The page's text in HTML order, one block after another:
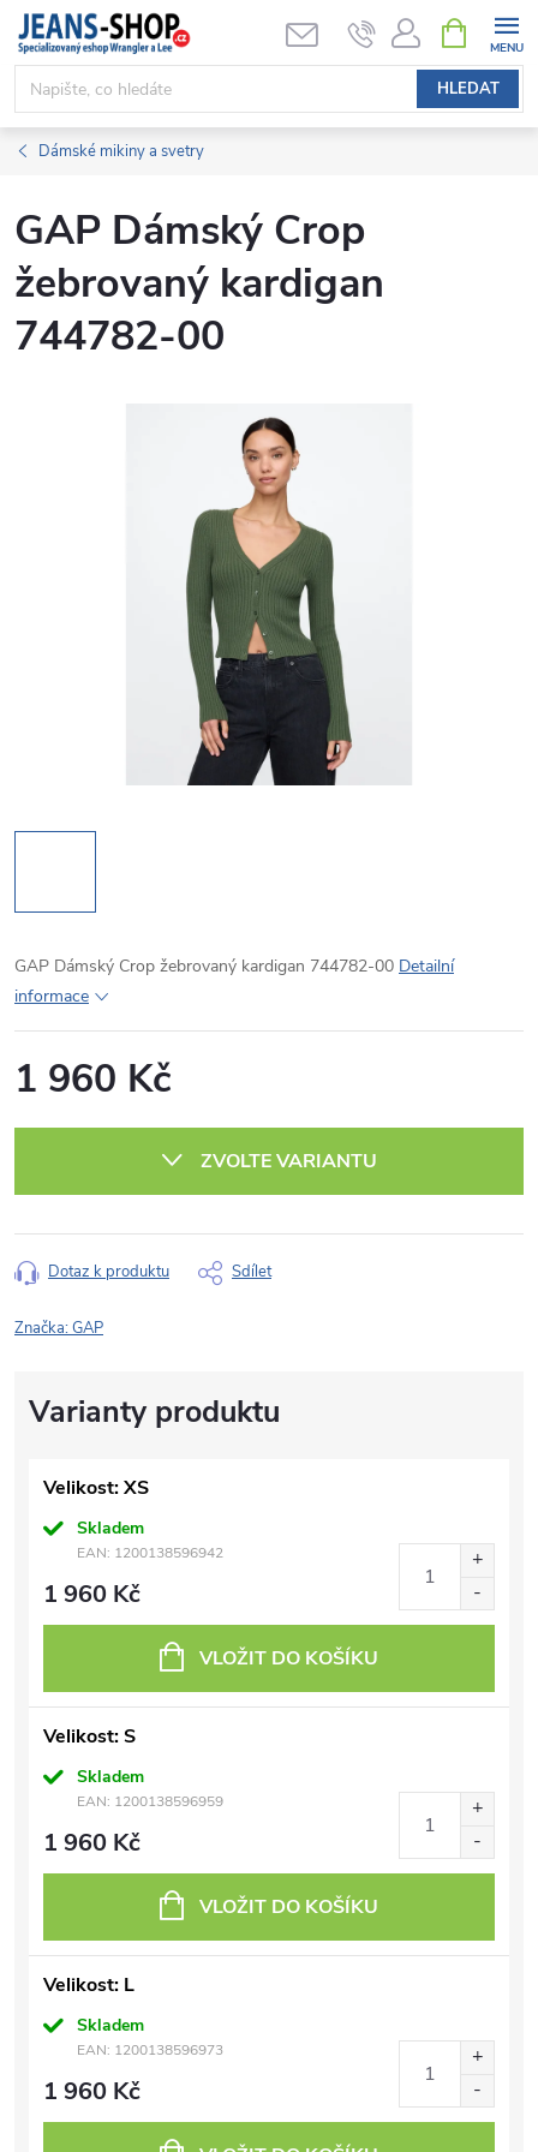
Přejít
obsah
HLEDAT
NÁKUPNÍ
KOŠÍK
Dámské mikiny a svetry
GAP Dámský Crop
žebrovaný kardigan
744782-00
GAP Dámský Crop žebrovaný kardigan 744782-00 Detailní
informace
1 960 Kč
ZVOLTE VARIANTU
Dotaz k produktu Sdílet
Značka:GAP
Velikost: XS
Skladem
EAN: 1200138596942
1 960 Kč
VLOŽIT DO KOŠÍKU
Velikost: S
Skladem
EAN: 1200138596959
1 960 Kč
VLOŽIT DO KOŠÍKU
Velikost: L
Skladem
EAN: 1200138596973
1 960 Kč